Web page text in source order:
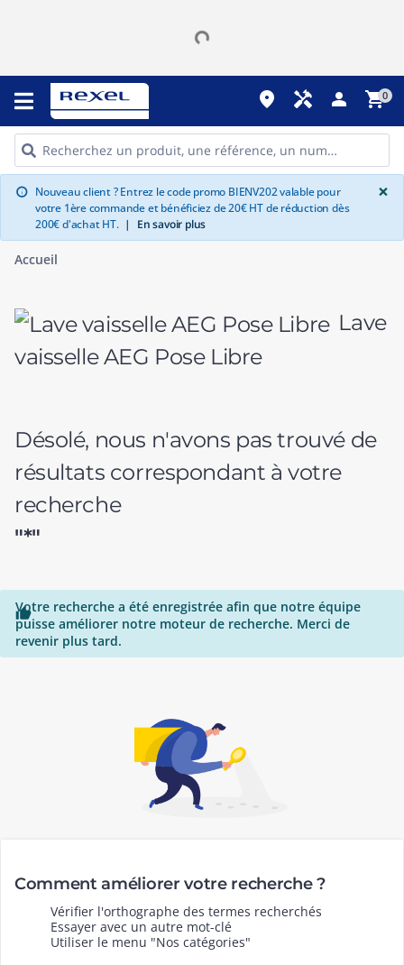
place handyman person shopping_cart0
info Nouveau client ? Entrez le code promo BIENV202 valable pour
votre 1ère commande et bénéficiez de 20€ HT de réduction dès
200€ d'achat HT. | En savoir plus
×
Accueil
Lave
vaisselle AEG Pose Libre
Désolé, nous n'avons pas trouvé de
résultats correspondant à votre
recherche
"*"

Votre recherche a été enregistrée afin que notre équipe
puisse améliorer notre moteur de recherche. Merci de
revenir plus tard.
Comment améliorer votre recherche ?
Vérifier l'orthographe des termes recherchés
Essayer avec un autre mot-clé
Utiliser le menu "Nos catégories"